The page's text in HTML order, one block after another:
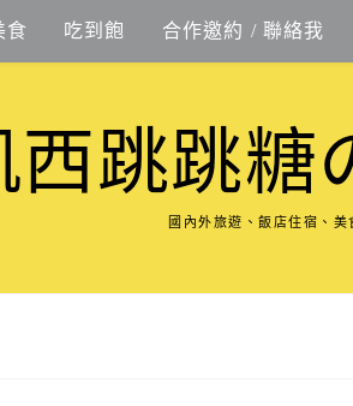
食 吃到飽 合作邀約 / 聯絡我
西跳跳糖
國內外旅遊、飯店住宿、